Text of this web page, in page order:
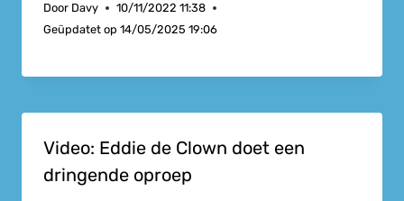
Door Davy
10/11/2022 11:38
Geüpdatet op 14/05/2025 19:06
Video: Eddie de Clown doet een
dringende oproep